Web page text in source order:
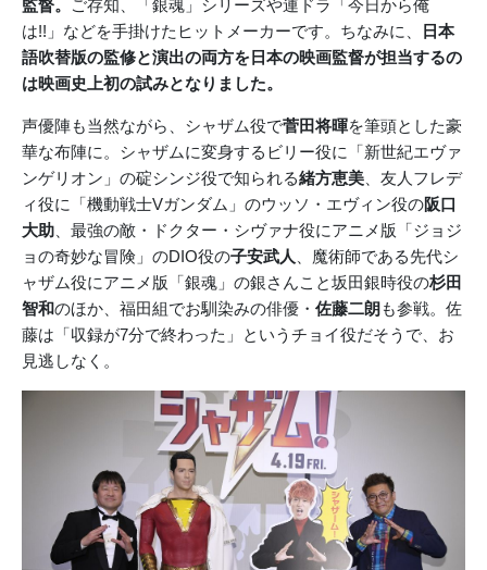
監督。
ご存知、「銀魂」シリーズや連ドラ「今日から俺
は!!」などを手掛けたヒットメーカーです。ちなみに、
日本
語吹替版の監修と演出の両方を日本の映画監督が担当するの
は映画史上初の試みとなりました。
声優陣も当然ながら、シャザム役で菅田将暉を筆頭とした豪
華な布陣に。シャザムに変身するビリー役に「新世紀エヴァ
ンゲリオン」の碇シンジ役で知られる緒方恵美 、友人フレデ
ィ役に「機動戦士Vガンダム」のウッソ・エヴィン役の阪口
大助 、最強の敵・ドクター・シヴァナ役にアニメ版「ジョジ
ョの奇妙な冒険」のDIO役の子安武人
、魔術師である先代シ
ャザム役にアニメ版「銀魂」の銀さんこと坂田銀時役の杉田
智和のほか、福田組でお馴染みの俳優・ 佐藤二朗 も参戦。佐
藤は「収録が7分で終わった」というチョイ役だそうで、お
見逃しなく。